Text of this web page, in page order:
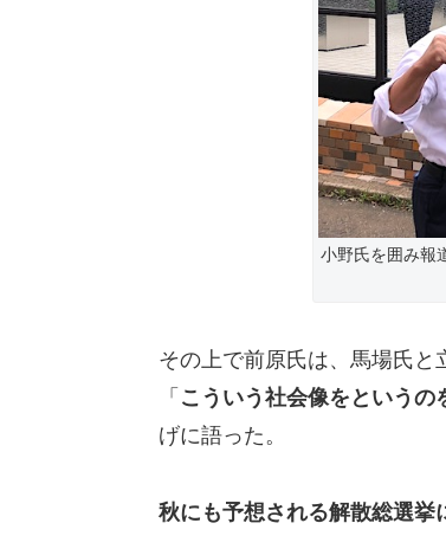
小野氏を囲み報
その上で前原氏は、馬場氏と
「 こういう社会像をという
げに語った。
秋にも予想される解散総選挙